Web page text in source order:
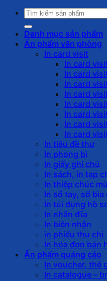
Tìm
kiếm:
Danh mục sản phẩm
Ấn phẩm văn phòng
In card visit
In card
In card
In card
In card
In card
In card
In card
In card
In tiêu đề thư
In phong bì
In giấy ghi chú
In sách, in tạp
In thiệp chúc
In sổ tay, sổ bìa
In túi đựng hồ
In nhãn đĩa
In biên nhận
in phiếu thu chi
In hóa đơn bán
Ấn phẩm quảng cáo
In voucher, thẻ
In catalogue –